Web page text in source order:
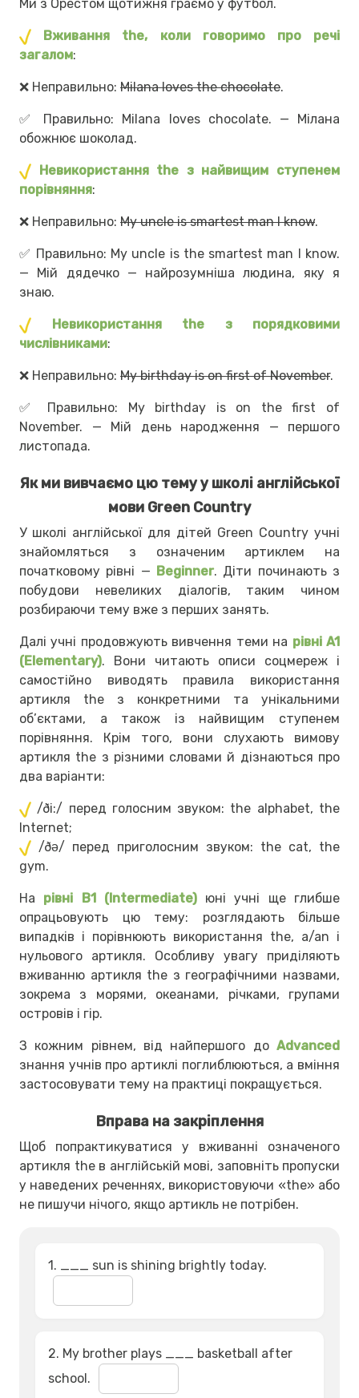
Ми з Орестом щотижня граємо у футбол.
Вживання the, коли говоримо про речі
загалом:
❌ Неправильно: Milana loves the chocolate.
✅ Правильно: Milana loves chocolate. — Мілана
обожнює шоколад.
Невикористання the з найвищим ступенем
порівняння:
❌ Неправильно: My uncle is smartest man I know.
✅ Правильно: My uncle is the smartest man I know.
— Мій дядечко — найрозумніша людина, яку я
знаю.
Невикористання the з порядковими
числівниками:
❌ Неправильно: My birthday is on first of November.
✅ Правильно: My birthday is on the first of
November. — Мій день народження — першого
листопада.
Як ми вивчаємо цю тему у школі англійської
мови Green Country
У школі англійської для дітей Green Country учні
знайомляться з означеним артиклем на
початковому рівні — Beginner. Діти починають з
побудови невеликих діалогів, таким чином
розбираючи тему вже з перших занять.
Далі учні продовжують вивчення теми на рівні A1
(Elementary). Вони читають описи соцмереж і
самостійно виводять правила використання
артикля the з конкретними та унікальними
об’єктами, а також із найвищим ступенем
порівняння. Крім того, вони слухають вимову
артикля the з різними словами й дізнаються про
два варіанти:
/ði:/ перед голосним звуком: the alphabet, the
Internet;
/ðə/ перед приголосним звуком: the cat, the
gym.
На рівні B1 (Intermediate)юні учні ще глибше
опрацьовують цю тему: розглядають більше
випадків і порівнюють використання the, a/an і
нульового артикля. Особливу увагу приділяють
вживанню артикля the з географічними назвами,
зокрема з морями, океанами, річками, групами
островів і гір.
З кожним рівнем, від найпершого до Advanced
знання учнів про артиклі поглиблюються, а вміння
застосовувати тему на практиці покращується.
Вправа на закріплення
Щоб попрактикуватися у вживанні означеного
артикля the в англійській мові, заповніть пропуски
у наведених реченнях, використовуючи «the» або
не пишучи нічого, якщо артикль не потрібен.
1. ___ sun is shining brightly today.
2. My brother plays ___ basketball after
school.